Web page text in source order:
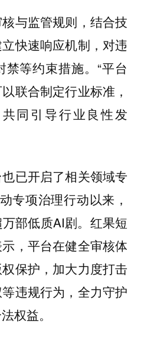
与监管规则，结合技
快速响应机制，对违
等约束措施。“平台
联合制定行业标准，
同引导行业良性发
已开启了相关领域专
专项治理行动以来，
部低质AI剧。红果短
，平台在健全审核体
保护，加大力度打击
违规行为，全力守护
权益。